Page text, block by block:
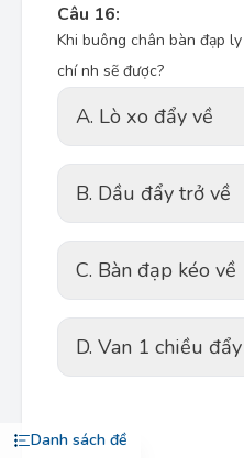
Danh sách đề
Câu 16:
Khi buông chân bàn đạp
chí nh sẽ được?
A. Lò xo đẩy về
B. Dầu đẩy trở về
C. Bàn đạp kéo về
D. Van 1 chiều